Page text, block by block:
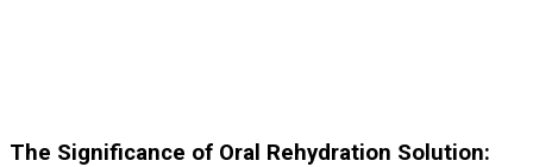
The Significance of Oral Rehydration Solution: